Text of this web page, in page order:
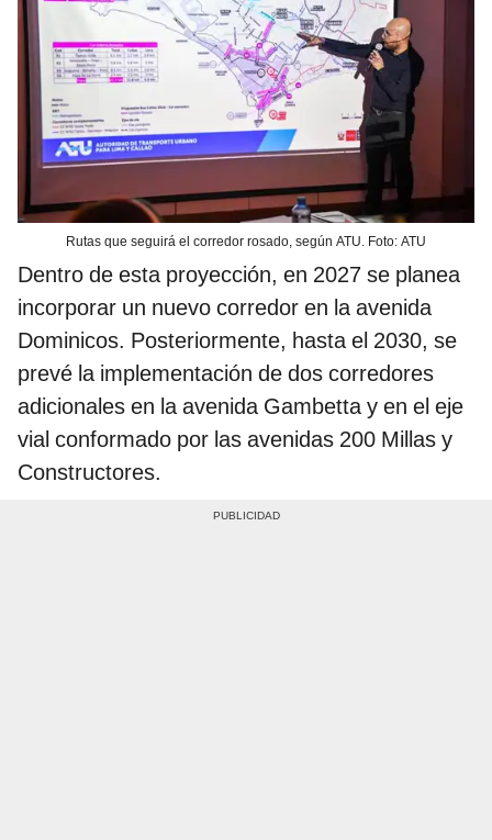
Rutas que seguirá el corredor rosado, según ATU. Foto: ATU
Dentro de esta proyección, en 2027 se planea
incorporar un nuevo corredor en la avenida
Dominicos. Posteriormente, hasta el 2030, se
prevé la implementación de dos corredores
adicionales en la avenida Gambetta y en el eje
vial conformado por las avenidas 200 Millas y
Constructores.